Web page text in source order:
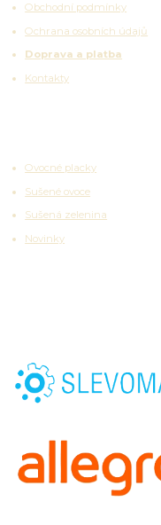
Obchodní podmínky
Ochrana osobních údajů
Doprava a platba
Kontakty
Ovocné placky
Sušené ovoce
Sušená zelenina
Novinky